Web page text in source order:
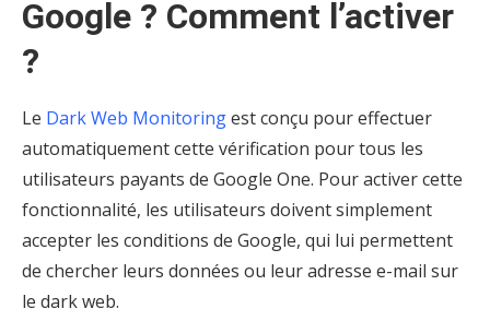
Google ? Comment l’activer
?
Le Dark Web Monitoringest conçu pour effectuer
automatiquement cette vérification pour tous les
utilisateurs payants de Google One. Pour activer cette
fonctionnalité, les utilisateurs doivent simplement
accepter les conditions de Google, qui lui permettent
de chercher leurs données ou leur adresse e-mail sur
le dark web.